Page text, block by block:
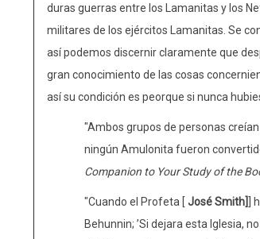
duras guerras entre los Lamanitas y los
militares de los ejércitos Lamanitas. Se
así podemos discernir claramente que
gran conocimiento de las cosas
así su condición es peorque si nunca
"Ambos grupos de personas
ningún Amulonita fueron
Companion to Your Study of the
"Cuando el Profeta [ José Smith]
]
Behunnin; ’Si dejara esta Iglesia,